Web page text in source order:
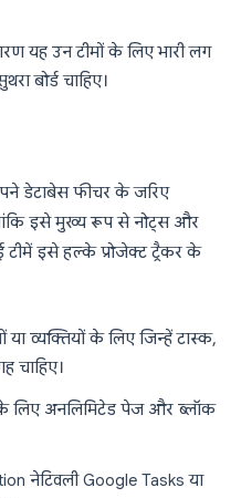
यह उन टीमों के लिए भारी लग
बोर्ड चाहिए।
डेटाबेस फीचर के जरिए
इसे मुख्य रूप से नोट्स और
इसे हल्के प्रोजेक्ट ट्रैकर के
या व्यक्तियों के लिए जिन्हें टास्क,
चाहिए।
लिए अनलिमिटेड पेज और ब्लॉक
नेटिवली Google Tasks या